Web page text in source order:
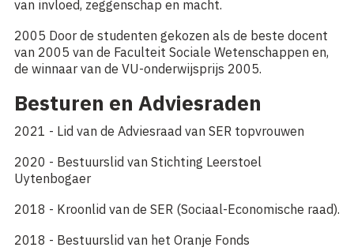
van invloed, zeggenschap en macht.
2005 Door de studenten gekozen als de beste docent
van 2005 van de Faculteit Sociale Wetenschappen en,
de winnaar van de VU-onderwijsprijs 2005.
Besturen en Adviesraden
2021 - Lid van de Adviesraad van SER topvrouwen
2020 - Bestuurslid van Stichting Leerstoel
Uytenbogaer
2018 - Kroonlid van de SER (Sociaal-Economische raad).
2018 - Bestuurslid van het Oranje Fonds